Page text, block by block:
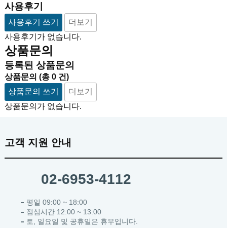
사용후기
사용후기 쓰기
더보기
사용후기가 없습니다.
상품문의
등록된 상품문의
상품문의 (총 0건)
상품문의 쓰기
더보기
상품문의가 없습니다.
고객 지원 안내
02-6953-4112
평일 09:00 ~ 18:00
점심시간 12:00 ~ 13:00
토, 일요일 및 공휴일은 휴무입니다.